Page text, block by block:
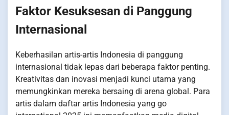
Faktor Kesuksesan di Panggung
Internasional
Keberhasilan artis-artis Indonesia di panggung
internasional tidak lepas dari beberapa faktor penting.
Kreativitas dan inovasi menjadi kunci utama yang
memungkinkan mereka bersaing di arena global. Para
artis dalam daftar artis Indonesia yang go